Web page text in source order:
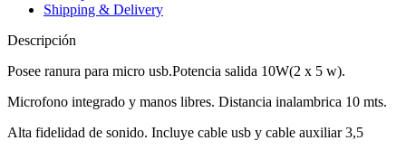
Shipping & Delivery
Descripción
Posee ranura para micro usb.Potencia salida 10W(2 x 5 w).
Microfono integrado y manos libres. Distancia inalambrica 10 mts.
Alta fidelidad de sonido. Incluye cable usb y cable auxiliar 3,5